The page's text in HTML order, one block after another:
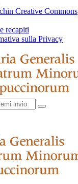
Creative Commons
recapiti
sulla Privacy